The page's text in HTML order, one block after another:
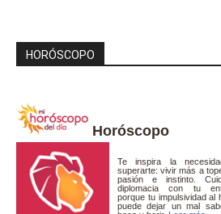
HORÓSCOPO
Horóscopo